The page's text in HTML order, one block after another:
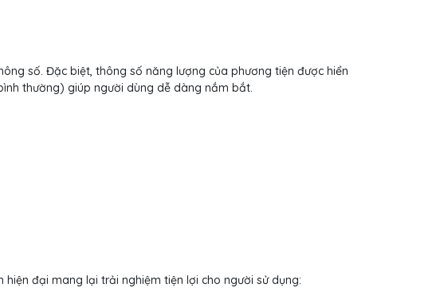
số. Đặc biệt, thông số năng lượng của phương tiện được hiển
thường) giúp người dùng dễ dàng nắm bắt.
đại mang lại trải nghiệm tiện lợi cho người sử dụng: